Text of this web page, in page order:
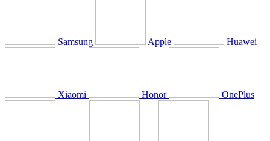
Samsung Apple Huawei
Xiaomi Honor OnePlus